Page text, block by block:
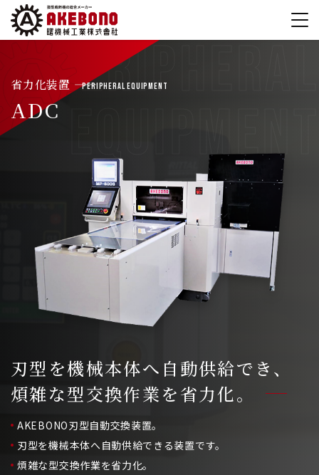
省力化装置 ―― Peripheral Equipment
ADC
刃型を機械本体へ自動供給でき、
煩雑な型交換作業を省力化。
AKEBONO刃型自動交換装置。
刃型を機械本体へ自動供給できる装置です。
煩雑な型交換作業を省力化。